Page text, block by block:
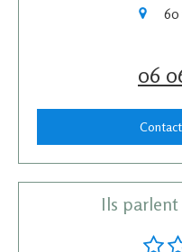
60
06
Ils